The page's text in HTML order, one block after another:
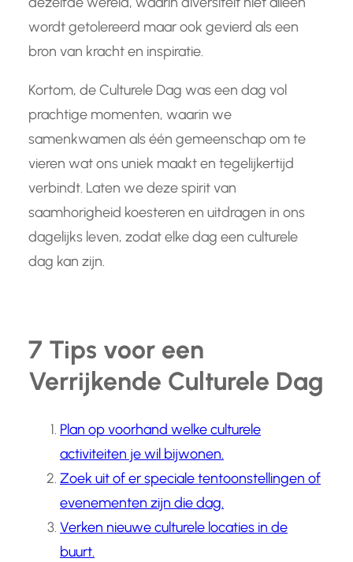
wordt getolereerd maar ook gevierd als een
bron van kracht en inspiratie.
Kortom, de Culturele Dag was een dag vol
prachtige momenten, waarin we
samenkwamen als één gemeenschap om te
vieren wat ons uniek maakt en tegelijkertijd
verbindt. Laten we deze spirit van
saamhorigheid koesteren en uitdragen in ons
dagelijks leven, zodat elke dag een culturele
dag kan zijn.
7 Tips voor een
Verrijkende Culturele Dag
Plan op voorhand welke culturele
activiteiten je wil bijwonen.
Zoek uit of er speciale tentoonstellingen of
evenementen zijn die dag.
Verken nieuwe culturele locaties in de
buurt.